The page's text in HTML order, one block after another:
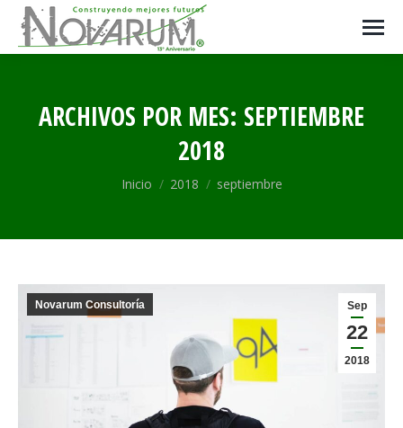
ARCHIVOS POR MES: SEPTIEMBRE
2018
Estás aquí:
Inicio 2018 septiembre
Sep
22
2018
Novarum Consultoría